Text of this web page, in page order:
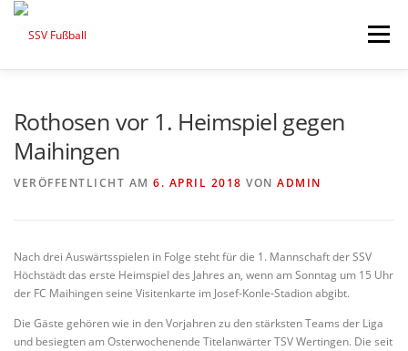
Zum
springen
Menü
Rothosen vor 1. Heimspiel gegen
Maihingen
VERÖFFENTLICHT AM 6. APRIL 2018 VON ADMIN
Nach drei Auswärtsspielen in Folge steht für die 1. Mannschaft der SSV
Höchstädt das erste Heimspiel des Jahres an, wenn am Sonntag um 15 Uhr
der FC Maihingen seine Visitenkarte im Josef-Konle-Stadion abgibt.
Die Gäste gehören wie in den Vorjahren zu den stärksten Teams der Liga
und besiegten am Osterwochenende Titelanwärter TSV Wertingen. Die seit